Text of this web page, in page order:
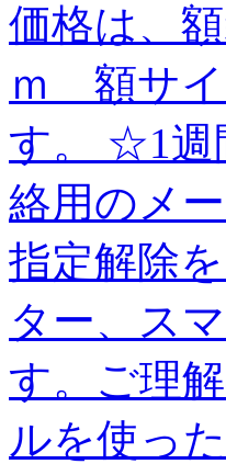
価格は、
ｍ 額サイ
す。 ☆1週
絡用のメ
指定解除
ター、ス
す。ご理
ルを使っ